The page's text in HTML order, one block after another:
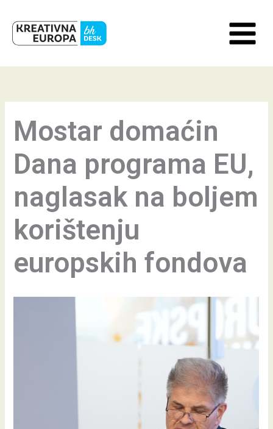
content
Mostar domaćin
Dana programa EU,
naglasak na boljem
korištenju
europskih fondova